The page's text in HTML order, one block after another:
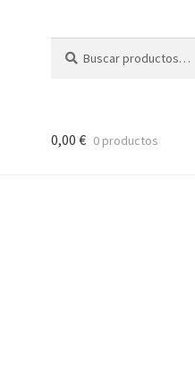
por:
0,00 € 0 productos